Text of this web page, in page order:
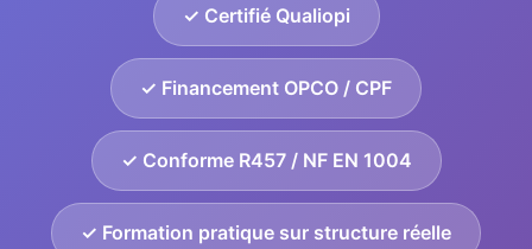
✓ Certifié Qualiopi
✓ Financement OPCO / CPF
✓ Conforme R457 / NF EN 1004
✓ Formation pratique sur structure réelle